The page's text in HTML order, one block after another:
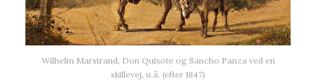
Wilhelm Marstrand, Don Quixote og Sancho Panza ved en
skillevej, u.å. (efter 1847)